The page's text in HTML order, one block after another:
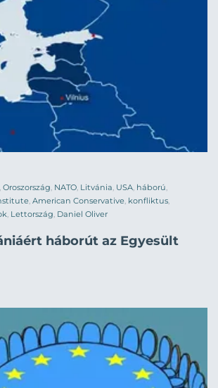
Oroszország NATO Litvánia USA háború
American Conservative konfliktus
Lettország Daniel Oliver
háborút az Egyesült